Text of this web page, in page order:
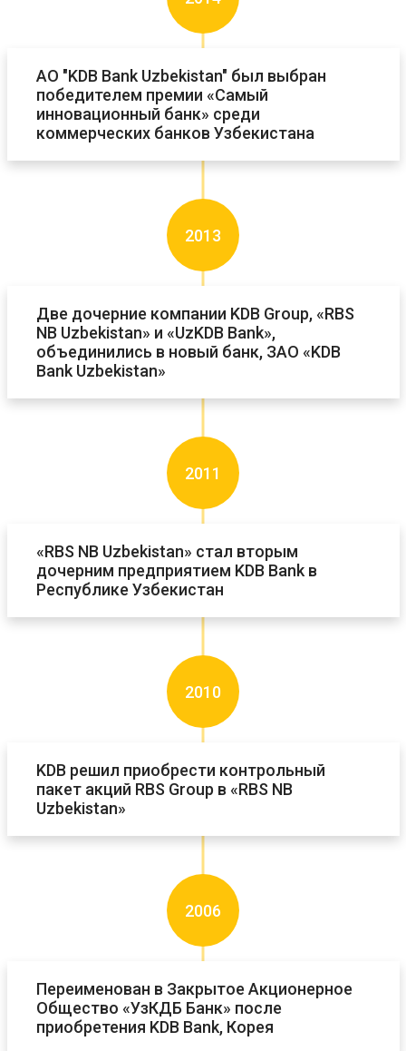
АО "KDB Bank Uzbekistan" был выбран
победителем премии «Самый
инновационный банк» среди
коммерческих банков Узбекистана
Две дочерние компании KDB Group, «RBS
NB Uzbekistan» и «UzKDB Bank»,
объединились в новый банк, ЗАО «KDB
Bank Uzbekistan»
2013
«RBS NB Uzbekistan» стал вторым
дочерним предприятием KDB Bank в
Республике Узбекистан
2011
KDB решил приобрести контрольный
пакет акций RBS Group в «RBS NB
Uzbekistan»
2010
Переименован в Закрытое Акционерное
Общество «УзКДБ Банк» после
приобретения KDB Bank, Корея
2006